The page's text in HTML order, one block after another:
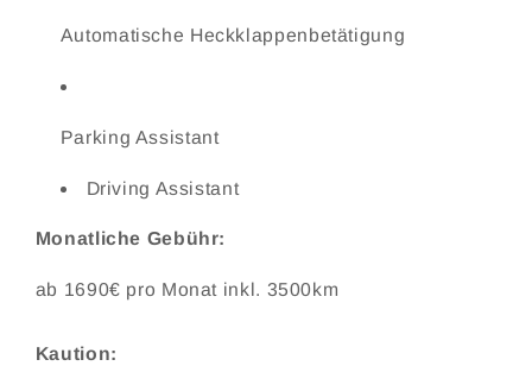
Automatische Heckklappenbetätigung
Parking Assistant
Driving Assistant
Monatliche Gebühr:
ab 1690€ pro Monat inkl. 3500km
Kaution: